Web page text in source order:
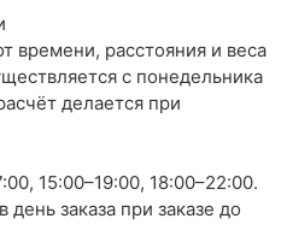
времени, расстояния и веса
с понедельника
делается при
15:00–19:00, 18:00–22:00.
заказа при заказе до